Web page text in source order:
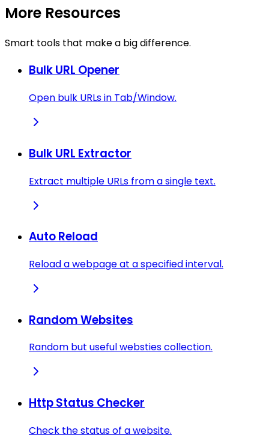
More Resources
Smart tools that make a big difference.
Bulk URL Opener
Open bulk URLs in Tab/Window.
Bulk URL Extractor
Extract multiple URLs from a single text.
Auto Reload
Reload a webpage at a specified interval.
Random Websites
Random but useful websties collection.
Http Status Checker
Check the status of a website.